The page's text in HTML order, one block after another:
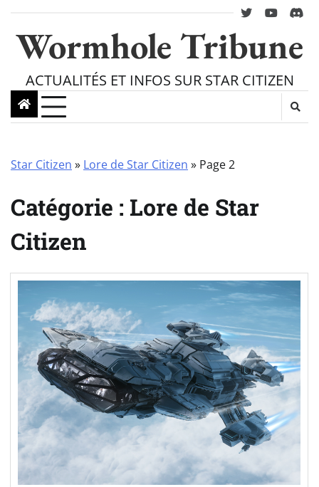
content
twitteryoutube
Wormhole Tribune
ACTUALITÉS ET INFOS SUR STAR CITIZEN
Star Citizen » Lore de Star Citizen » Page 2
Catégorie : Lore de Star
Citizen